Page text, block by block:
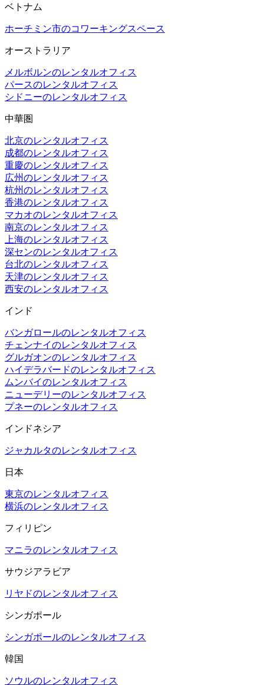
ベトナム
ホーチミン市のコワーキングスペース
オーストラリア
メルボルンのレンタルオフィス
パースのレンタルオフィス
シドニーのレンタルオフィス
中華圏
北京のレンタルオフィス
成都のレンタルオフィス
重慶のレンタルオフィス
広州のレンタルオフィス
杭州のレンタルオフィス
香港のレンタルオフィス
マカオのレンタルオフィス
南京のレンタルオフィス
上海のレンタルオフィス
深センのレンタルオフィス
台北のレンタルオフィス
天津のレンタルオフィス
西安のレンタルオフィス
インド
バンガロールのレンタルオフィス
チェンナイのレンタルオフィス
グルガオンのレンタルオフィス
ハイデラバードのレンタルオフィス
ムンバイのレンタルオフィス
ニューデリーのレンタルオフィス
プネーのレンタルオフィス
インドネシア
ジャカルタのレンタルオフィス
日本
東京のレンタルオフィス
横浜のレンタルオフィス
フィリピン
マニラのレンタルオフィス
サウジアラビア
リヤドのレンタルオフィス
シンガポール
シンガポールのレンタルオフィス
韓国
ソウルのレンタルオフィス